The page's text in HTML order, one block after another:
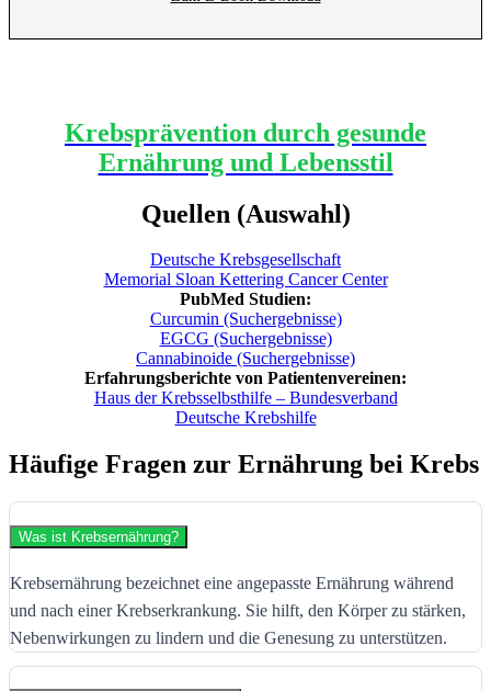
Krebsprävention durch gesunde
Ernährung und Lebensstil
Quellen (Auswahl)
Deutsche Krebsgesellschaft
Memorial Sloan Kettering Cancer Center
PubMed Studien:
Curcumin (Suchergebnisse)
EGCG (Suchergebnisse)
Cannabinoide (Suchergebnisse)
Erfahrungsberichte von Patientenvereinen:
Haus der Krebsselbsthilfe – Bundesverband
Deutsche Krebshilfe
Häufige Fragen zur Ernährung bei Krebs
Was ist Krebsernährung?
Krebsernährung bezeichnet eine angepasste Ernährung während
und nach einer Krebserkrankung. Sie hilft, den Körper zu stärken,
Nebenwirkungen zu lindern und die Genesung zu unterstützen.